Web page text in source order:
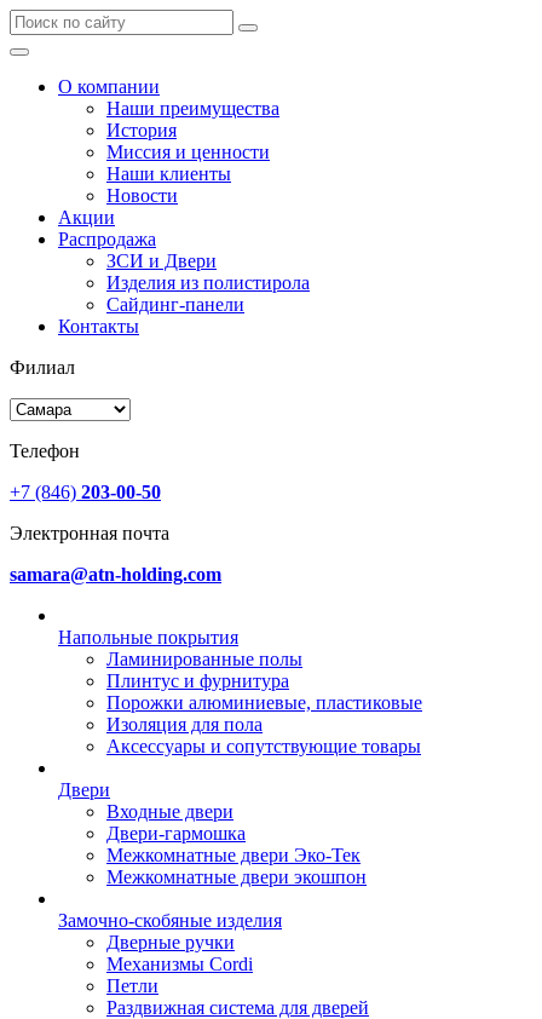
О компании
Наши преимущества
История
Миссия и ценности
Наши клиенты
Новости
Акции
Распродажа
ЗСИ и Двери
Изделия из полистирола
Сайдинг-панели
Контакты
Филиал
Телефон
+7 (846) 203-00-50
Электронная почта
samara@atn-holding.com
Напольные покрытия
Ламинированные полы
Плинтус и фурнитура
Порожки алюминиевые, пластиковые
Изоляция для пола
Аксессуары и сопутствующие товары
Двери
Входные двери
Двери-гармошка
Межкомнатные двери Эко-Тек
Межкомнатные двери экошпон
Замочно-скобяные изделия
Дверные ручки
Механизмы Cordi
Петли
Раздвижная система для дверей